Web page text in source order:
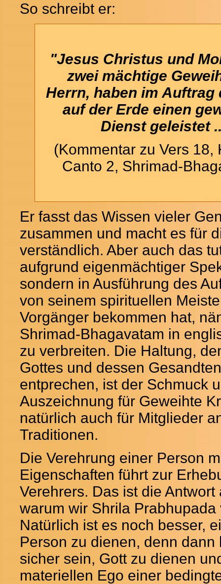
So schreibt er:
"Jesus Christus und
zwei mächtige
Herrn, haben im Auftrag
auf der Erde einen
Dienst geleistet
(Kommentar zu Vers 18,
Canto 2, Shrimad-
Er fasst das Wissen vieler
zusammen und macht es für
verständlich. Aber auch das
aufgrund eigenmächtiger
sondern in Ausführung des
von seinem spirituellen
Vorgänger bekommen hat,
Shrimad-Bhagavatam in
zu verbreiten. Die Haltung,
Gottes und dessen
entprechen, ist der Schmuck
Auszeichnung für Geweihte
natürlich auch für Mitglieder
Traditionen.
Die Verehrung einer Person
Eigenschaften führt zur
Verehrers. Das ist die Antwort
warum wir Shrila Prabhupada
Natürlich ist es noch besser,
Person zu dienen, denn dann
sicher sein, Gott zu dienen
materiellen Ego einer